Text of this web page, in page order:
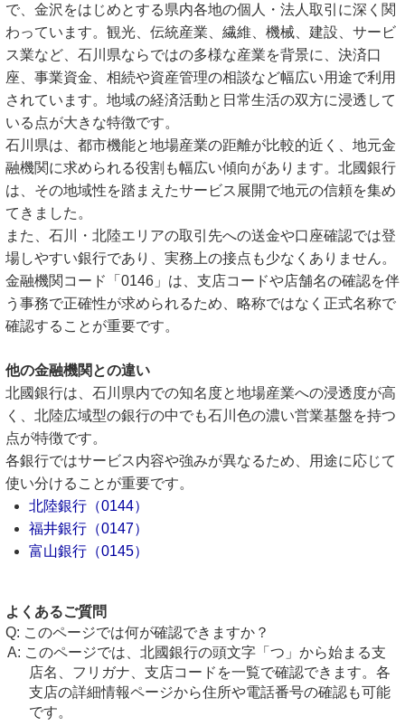
で、金沢をはじめとする県内各地の個人・法人取引に深く関
わっています。観光、伝統産業、繊維、機械、建設、サービ
ス業など、石川県ならではの多様な産業を背景に、決済口
座、事業資金、相続や資産管理の相談など幅広い用途で利用
されています。地域の経済活動と日常生活の双方に浸透して
いる点が大きな特徴です。
石川県は、都市機能と地場産業の距離が比較的近く、地元金
融機関に求められる役割も幅広い傾向があります。北國銀行
は、その地域性を踏まえたサービス展開で地元の信頼を集め
てきました。
また、石川・北陸エリアの取引先への送金や口座確認では登
場しやすい銀行であり、実務上の接点も少なくありません。
金融機関コード「0146」は、支店コードや店舗名の確認を伴
う事務で正確性が求められるため、略称ではなく正式名称で
確認することが重要です。
他の金融機関との違い
北國銀行は、石川県内での知名度と地場産業への浸透度が高
く、北陸広域型の銀行の中でも石川色の濃い営業基盤を持つ
点が特徴です。
各銀行ではサービス内容や強みが異なるため、用途に応じて
使い分けることが重要です。
北陸銀行（0144）
福井銀行（0147）
富山銀行（0145）
よくあるご質問
このページでは何が確認できますか？
このページでは、北國銀行の頭文字「つ」から始まる支
店名、フリガナ、支店コードを一覧で確認できます。各
支店の詳細情報ページから住所や電話番号の確認も可能
です。